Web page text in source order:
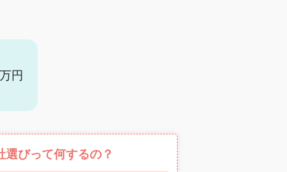
円
選びって何するの？